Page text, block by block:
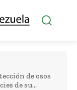
de osos
de su...